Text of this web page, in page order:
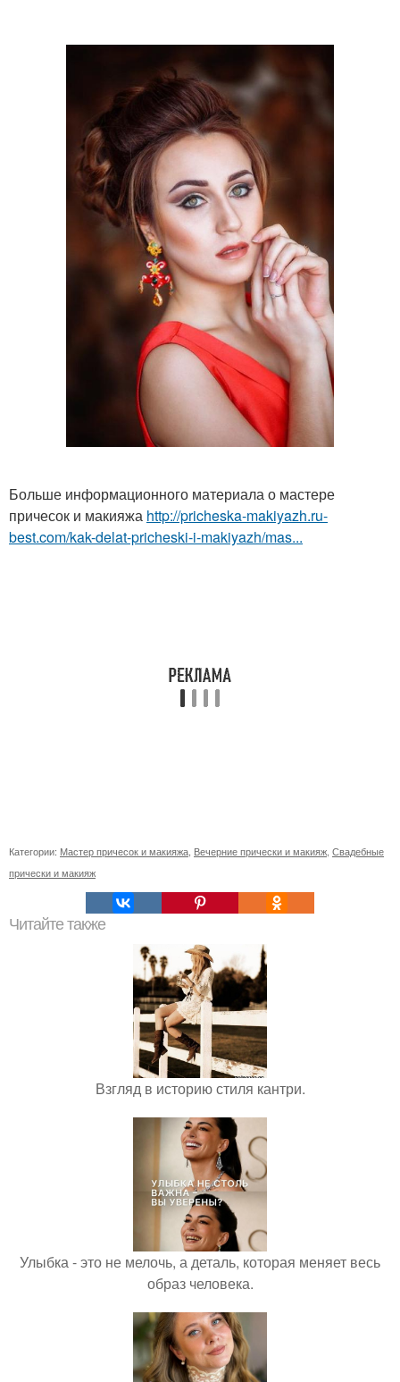
Больше информационного материала о мастере
причесок и макияжа http://pricheska-makiyazh.ru-
best.com/kak-delat-pricheski-i-makiyazh/mas...
Категории: Мастер причесок и макияжа Вечерние прически и макияж Свадебные
прически и макияж
Читайте также
Взгляд в историю стиля кантри.
Улыбка - это не мелочь, а деталь, которая меняет весь
образ человека.